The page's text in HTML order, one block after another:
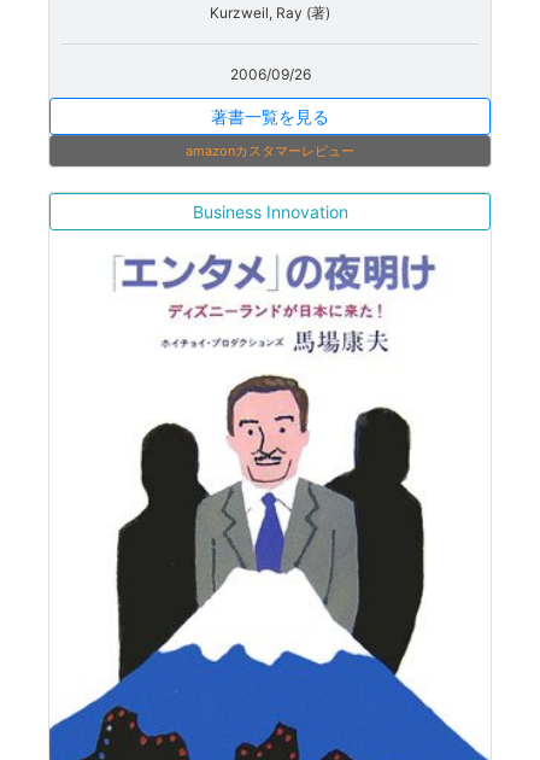
Kurzweil, Ray (著)
2006/09/26
著書一覧を見る
amazonカスタマーレビュー
Business Innovation